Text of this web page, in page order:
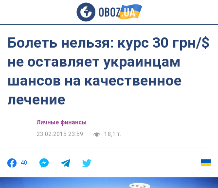
Болеть нельзя: курс 30 грн/$
не оставляет украинцам
шансов на качественное
лечение
Личные финансы
23.02.2015 23:59
18,1 т.
40